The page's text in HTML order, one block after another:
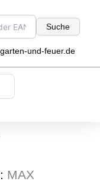
und-feuer.de
Suche
MAX